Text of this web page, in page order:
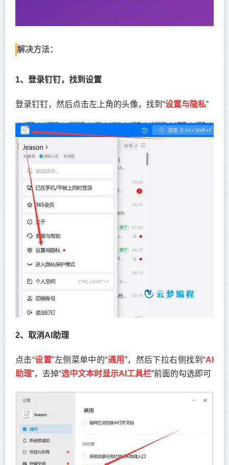
解决方法：
1、登录钉钉，找到设置
登录钉钉，然后点击左上角的头像，找到“设置与隐私”
2、取消AI助理
点击“设置”左侧菜单中的“通用 ”，然后下拉右侧找到“AI
助理”，去掉“选中文本时显示AI工具栏”前面的勾选即可